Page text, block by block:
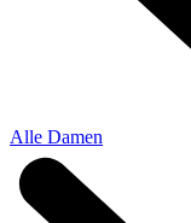
Alle Damen